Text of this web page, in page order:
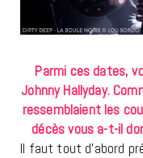
Parmi ces dates,
Johnny Hallyday.
ressemblaient les
décès vous a-t-il
Il faut tout d’abord